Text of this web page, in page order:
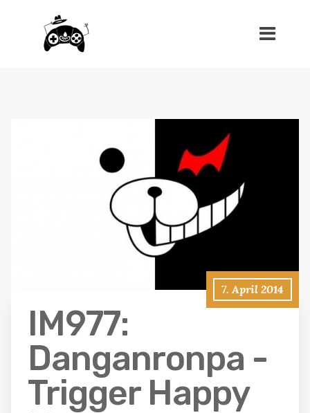
7. April 2014
IM977:
Danganronpa -
Trigger Happy